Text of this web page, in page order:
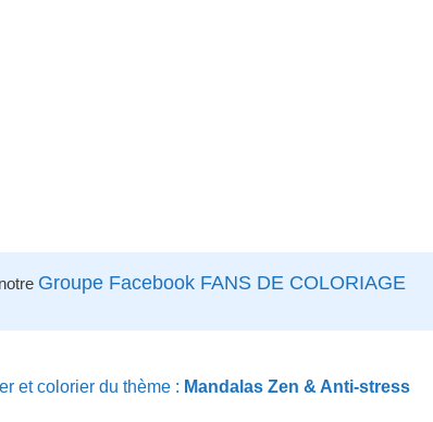
Groupe Facebook FANS DE COLORIAGE
et colorier du thème : Mandalas Zen & Anti-stress